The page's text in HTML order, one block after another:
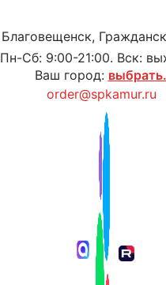
Благовещенск,
Пн-Сб: 9:00-21:00. Вск:
Ваш город:
order@spkamur.ru